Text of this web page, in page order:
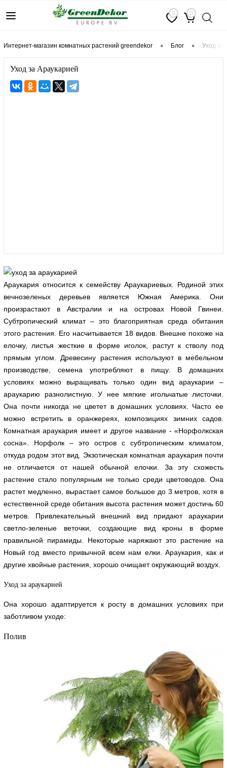
0 0
интернет-магазин комнатных растений greendekor • блог • уход
Уход за Араукарией
Араукария относится к семейству Араукариевых. Родиной этих
вечнозеленых деревьев является Южная Америка. Они
произрастают в Австралии и на островах Новой Гвинеи.
Субтропический климат – это благоприятная среда обитания
этого растения. Его насчитывается 18 видов. Внешне похоже на
елочку, листья жесткие в форме иголок, растут к стволу под
прямым углом. Древесину растения используют в мебельном
производстве, семена употребляют в пищу. В домашних
условиях можно выращивать только один вид араукарии –
араукарию разнолистную. У нее мягкие игольчатые листочки.
Она почти никогда не цветет в домашних условиях. Часто ее
можно встретить в оранжереях, композициях зимних садов.
Комнатная араукария имеет и другое название - «Норфолкская
сосна». Норфолк – это остров с субтропическим климатом,
откуда родом этот вид. Экзотическая комнатная араукария почти
не отличается от нашей обычной елочки. За эту схожесть
растение стало популярным не только среди цветоводов. Она
растет медленно, вырастает самое большое до 3 метров, хотя в
естественной среде обитания высота растения может достичь 60
метров. Привлекательный внешний вид придают араукарии
светло-зеленые веточки, создающие вид кроны в форме
правильной пирамиды. Некоторые наряжают это растение на
Новый год вместо привычной всем нам елки. Араукария, как и
другие хвойные растения, хорошо очищает окружающий воздух.
Уход за араукарией
Она хорошо адаптируется к росту в домашних условиях при
заботливом уходе:
Полив